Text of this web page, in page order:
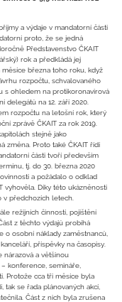
a výdaje v mandatorní části
proto, že se jedná
Představenstvo ČKAIT
rok a předkládá jej
března toho roku, když
rozpočtu, schvalovaného
s ohledem na protikoronavirová
delegátů na 12. září 2020.
rozpočtu na letošní rok, který
zprávě ČKAIT za rok 2019.
stejně jako
změna. Proto také ČKAIT řídí
části tvoří především
tj. do 30. března 2020
a požádalo o odklad
vyhověla. Díky této ukázněnosti
v předchozích letech.
režijních činností, pojištění
z těchto výdajů probíhá
osobní náklady zaměstnanců,
příspěvky na časopisy.
nárazová a většinou
konference, semináře,
Protože cca tři měsíce byla
se řada plánovaných akcí,
Část z nich byla zrušena